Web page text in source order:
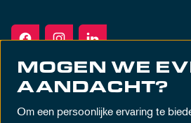
MOGEN WE
AANDACHT?
Om een persoonlijke ervaring te